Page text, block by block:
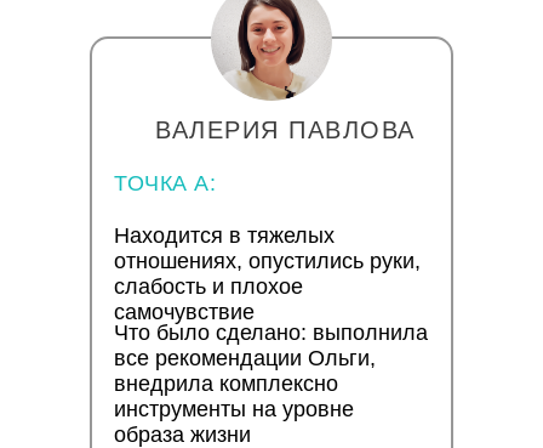
ВАЛЕРИЯ ПАВЛОВА
ТОЧКА А:
Находится в тяжелых
отношениях, опустились руки,
слабость и плохое
самочувствие
Что было сделано: выполнила
все рекомендации Ольги,
внедрила комплексно
инструменты на уровне
образа жизни